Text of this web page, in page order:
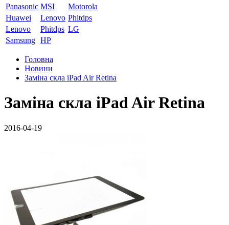
Panasonic MSI
Motorola
Huawei
Lenovo Phitdps
Lenovo
Phitdps LG
Samsung HP
Головна
Новини
Заміна скла iPad Air Retina
Заміна скла iPad Air Retina
2016-04-19